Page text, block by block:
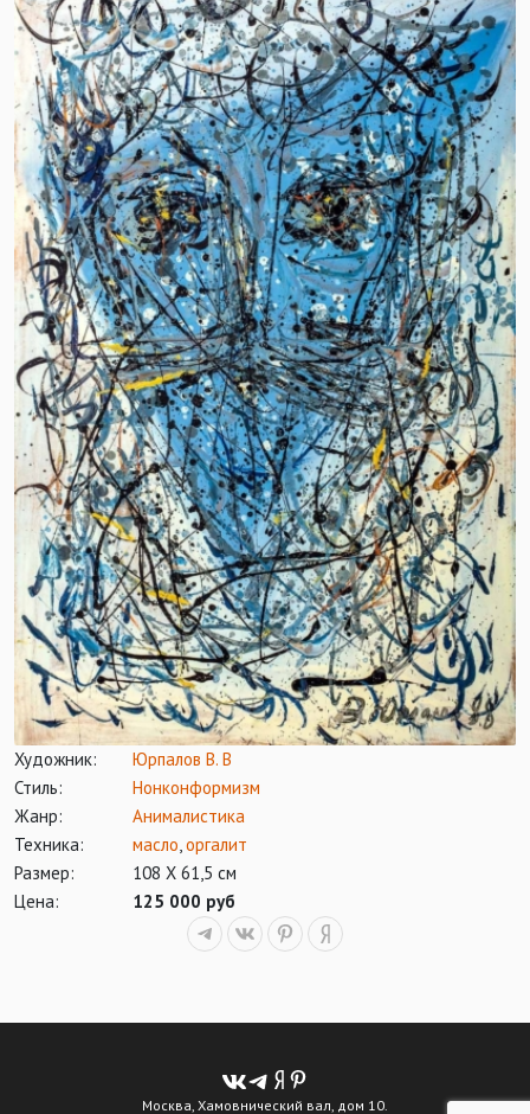
Художник:
Юрпалов В. В
Стиль:
Нонконформизм
Жанр:
Анималистика
Техника:
масло,оргалит
Размер:
108 Х 61,5 см
Цена:
125 000 руб
Москва, Хамовнический вал, дом 10.